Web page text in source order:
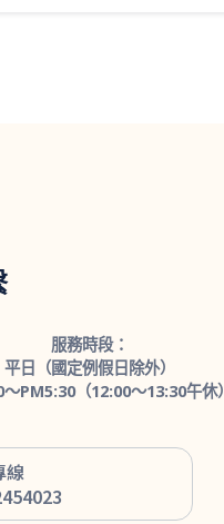
服務時段：
平日（國定例假日除外）
PM5:30（12:00～13:30午休）
線